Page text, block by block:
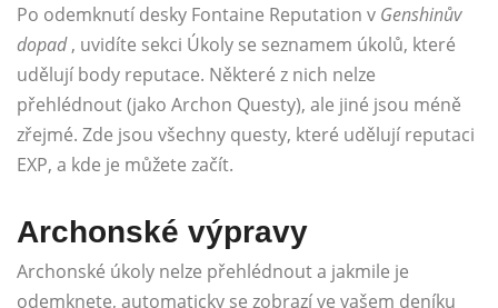
Po odemknutí desky Fontaine Reputation v Genshinův
dopad , uvidíte sekci Úkoly se seznamem úkolů, které
udělují body reputace. Některé z nich nelze
přehlédnout (jako Archon Questy), ale jiné jsou méně
zřejmé. Zde jsou všechny questy, které udělují reputaci
EXP, a kde je můžete začít.
Archonské výpravy
Archonské úkoly nelze přehlédnout a jakmile je
odemknete, automaticky se zobrazí ve vašem deníku